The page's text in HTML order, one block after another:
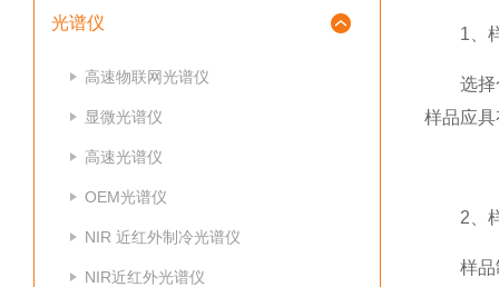
光谱仪
高速物联网光谱仪
显微光谱仪
高速光谱仪
OEM光谱仪
NIR 近红外制冷光谱仪
NIR近红外光谱仪
1、样
选择合
样品应
2、样
样品制